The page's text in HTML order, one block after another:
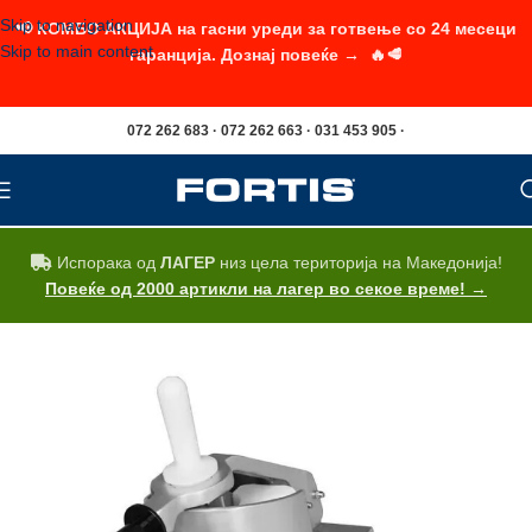
Skip to navigation
Skip to main content
072 262 683 · 072 262 663 · 031 453 905 ·
Испорака од ЛАГЕРниз цела територија на Македонија!
Повеќе од 2000 артикли на лагер во секое време! →
📢 КОМБО АКЦИЈА на гасни уреди за готвење со 24 месеци
гаранција. Дознај повеќе → 🔥🥩